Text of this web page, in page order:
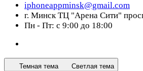
iphoneappminsk@gmail.com
г. Минск ТЦ "Арена Сити"
Пн - Пт: с 9:00 до 18:00
Темная тема Светлая тема